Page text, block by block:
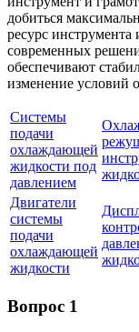
добиться
ресурс
современных
обеспечивают
изменение условий
Системы
подачи
охлаждающей
жидкости под
давлением
Двигатели
системы
подачи
охлаждающей
жидкости
Вопрос 1